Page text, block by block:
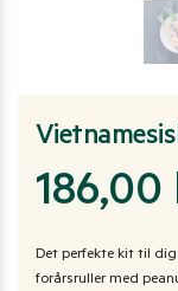
186,00
Det perfekte kit til
forårsruller med